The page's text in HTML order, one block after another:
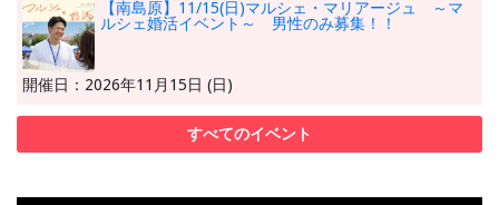
【南島原】11/15(日)マルシェ・マリアージュ ～マ
ルシェ婚活イベント～ 男性のみ募集！！
開催日：2026年11月15日 (日)
すべてのイベント